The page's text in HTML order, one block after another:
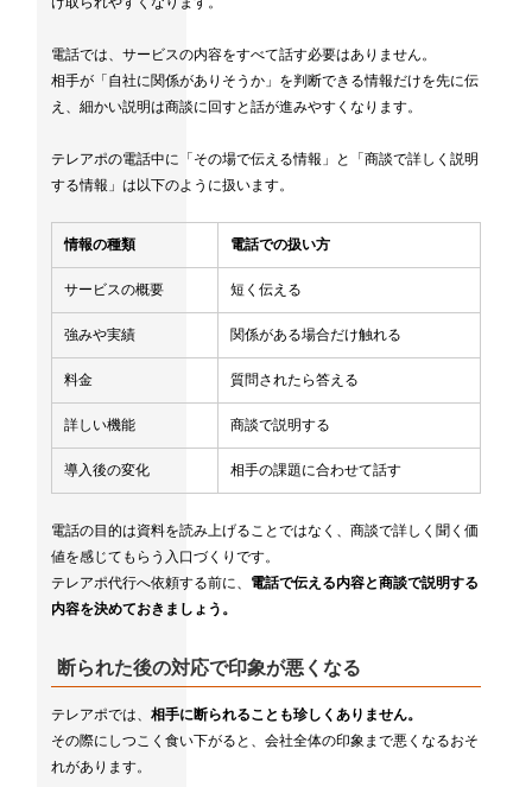
電話では、サービスの内容をすべて話す必要はありません。
相手が「自社に関係がありそうか」を判断できる情報だけを先に伝
え、細かい説明は商談に回すと話が進みやすくなります。
テレアポの電話中に「その場で伝える情報」と「商談で詳しく説明
する情報」は以下のように扱います。
情報の種類 電話での扱い方
サービスの概要 短く伝える
強みや実績 関係がある場合だけ触れる
料金 質問されたら答える
詳しい機能 商談で説明する
導入後の変化 相手の課題に合わせて話す
電話の目的は資料を読み上げることではなく、商談で詳しく聞く価
値を感じてもらう入口づくりです。
テレアポ代行へ依頼する前に、
電話で伝える内容と商談で説明する
内容を決めておきましょう。
断られた後の対応で印象が悪くなる
テレアポでは、 相手に断られることも珍しくありません。
その際にしつこく食い下がると、会社全体の印象まで悪くなるおそ
れがあります。